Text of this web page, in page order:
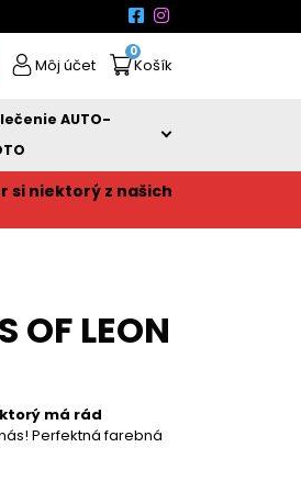
Môj účet
0
Košík
AUTO-
si niektorý z našich
LEON
má rád
Perfektná farebná